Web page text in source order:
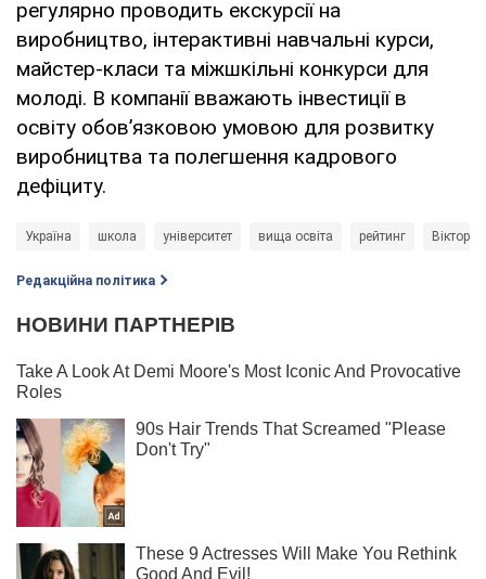
регулярно проводить екскурсії на
виробництво, інтерактивні навчальні курси,
майстер-класи та міжшкільні конкурси для
молоді. В компанії вважають інвестиції в
освіту обов’язковою умовою для розвитку
виробництва та полегшення кадрового
дефіциту.
Україна школа університет вища освіта рейтинг Віктор
Редакційна політика